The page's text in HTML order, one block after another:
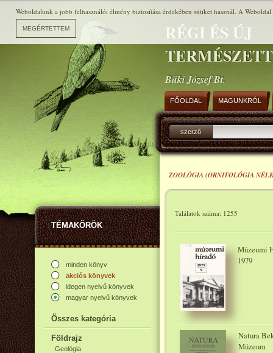
RÉGI ÉS ÚJ
Büki József Bt.
TÉMAKÖRÖK
minden könyv
akciós könyvek
idegen nyelvű könyvek
magyar nyelvű könyvek
Összes kategória
Földrajz
Geológia
FŐOLDAL MAGUNKRÓL
szerző
ZOOLÓGIA (ORNITOLÓGIA
Találatok száma: 1255
Múzeumi
1979
Natura
Múzeum
Weboldalunk a jobb felhasználói élmény biztosítása érdekében sütiket használ. A